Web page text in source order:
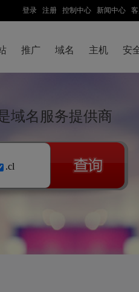
登录 注册 控制中心 新闻中心
推广 域名 主机 安
是域名服务提供商
.cl